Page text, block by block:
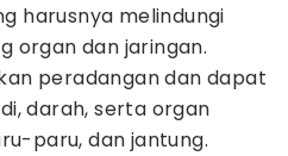
harusnya melindungi
organ dan jaringan.
peradangan dan dapat
darah, serta organ
paru, dan jantung.